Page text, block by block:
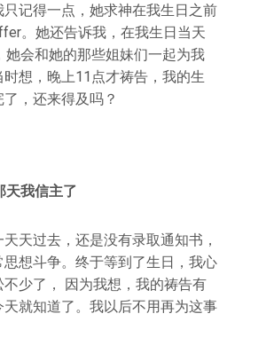
只记得一点，她求神在我生日之前
。她还告诉我，在我生日当天
她会和她的那些姐妹们一起为我
想，晚上11点才祷告，我的生
，还来得及吗？
天我信主了
天天过去，还是没有录取通知书，
思想斗争。终于等到了生日，我心
不少了， 因为我想，我的祷告有
天就知道了。我以后不用再为这事